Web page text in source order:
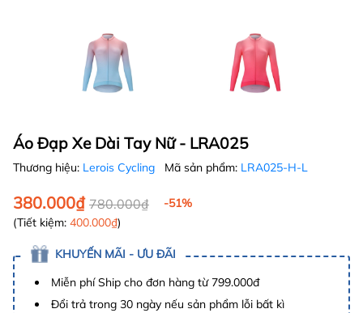
Áo Đạp Xe Dài Tay Nữ - LRA025
Thương hiệu: Lerois Cycling Mã sản phẩm: LRA025-H-L
380.000₫ 780.000₫
-51%
(Tiết kiệm: 400.000₫)
KHUYẾN MÃI - ƯU ĐÃI
Miễn phí Ship cho đơn hàng từ 799.000đ
Đổi trả trong 30 ngày nếu sản phẩm lỗi bất kì